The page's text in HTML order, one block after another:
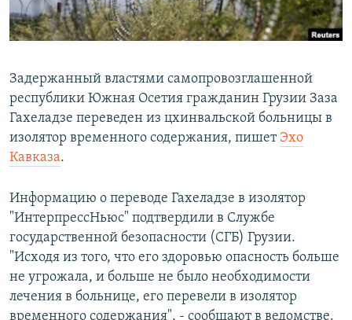
Все сайты РСЕ/РС
Задержанный властями самопровозглашенной
республики Южная Осетия гражданин Грузии Заза
Гахеладзе переведен из цхинвальской больницы в
изолятор временного содержания, пишет Эхо
Кавказа.
Информацию о переводе Гахеладзе в изолятор
"ИнтерпрессНьюс" подтвердили в Службе
государственной безопасности (СГБ) Грузии.
"Исходя из того, что его здоровью опасность больше
не угрожала, и больше не было необходимости
лечения в больнице, его перевели в изолятор
временного содержания", - сообщают в ведомстве.